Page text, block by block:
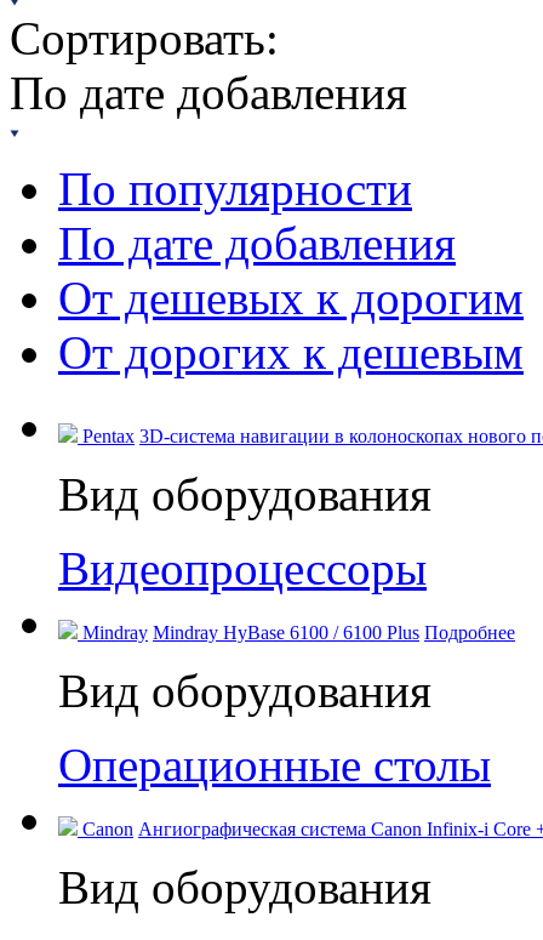
Сортировать:
По дате добавления
По популярности
По дате добавления
От дешевых к дорогим
От дорогих к дешевым
Pentax 3D-система навигации в колоноскопах нового
Вид оборудования
Видеопроцессоры
Mindray Mindray HyBase 6100 / 6100 Plus Подробнее
Вид оборудования
Операционные столы
Canon Ангиографическая система Canon Infinix-i Core
Вид оборудования